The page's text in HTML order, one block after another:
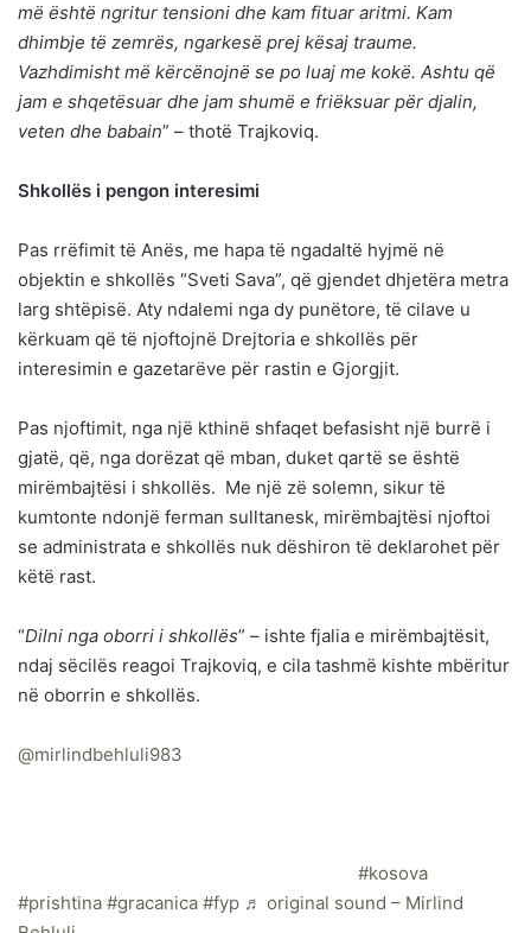
më është ngritur tensioni dhe kam fituar aritmi. Kam
dhimbje të zemrës, ngarkesë prej kësaj traume.
Vazhdimisht më kërcënojnë se po luaj me kokë. Ashtu që
jam e shqetësuar dhe jam shumë e friëksuar për djalin,
veten dhe babain” – thotë Trajkoviq.
Shkollës i pengon interesimi
Pas rrëfimit të Anës, me hapa të ngadaltë hyjmë në
objektin e shkollës “Sveti Sava”, që gjendet dhjetëra metra
larg shtëpisë. Aty ndalemi nga dy punëtore, të cilave u
kërkuam që të njoftojnë Drejtoria e shkollës për
interesimin e gazetarëve për rastin e Gjorgjit.
Pas njoftimit, nga një kthinë shfaqet befasisht një burrë i
gjatë, që, nga dorëzat që mban, duket qartë se është
mirëmbajtësi i shkollës. Me një zë solemn, sikur të
kumtonte ndonjë ferman sulltanesk, mirëmbajtësi njoftoi
se administrata e shkollës nuk dëshiron të deklarohet për
këtë rast.
“Dilni nga oborri i shkollës” – ishte fjalia e mirëmbajtësit,
ndaj sëcilës reagoi Trajkoviq, e cila tashmë kishte mbëritur
në oborrin e shkollës.
@mirlindbehluli983
#kosova
#prishtina #gracanica #fyp ♬ original sound – Mirlind